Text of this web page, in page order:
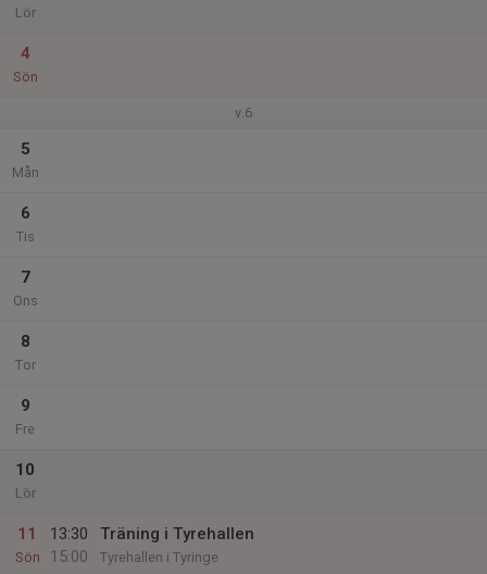
Lör
4
Sön
v.6
5
Mån
6
Tis
7
Ons
8
Tor
9
Fre
10
Lör
11
Sön
13:30
15:00
Träning i Tyrehallen
Tyrehallen i Tyringe